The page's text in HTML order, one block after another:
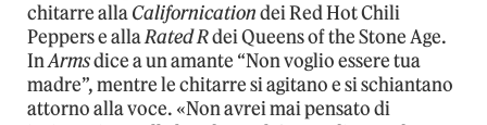
chitarre allaCalifornicationdei Red Hot Chili
Peppers e allaRated Rdei Queens of the Stone Age.
InArmsdice a un amante “Non voglio essere tua
madre”, mentre le chitarre si agitano e si schiantano
attorno alla voce. «Non avrei mai pensato di